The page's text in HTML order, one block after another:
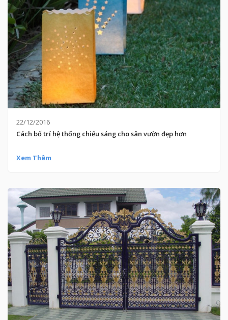
22/12/2016
Cách bố trí hệ thống chiếu sáng cho sân vườn đẹp hơn
Xem Thêm